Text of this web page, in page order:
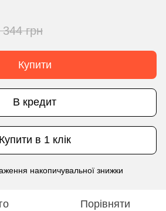
344 грн
Купити
В кредит
Купити в 1 клік
накопичувальної знижки
Порівняти